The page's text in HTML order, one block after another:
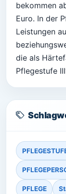
bekommen
Euro. In der
Leistungen
die als
Pflegestufe
PFLEGE